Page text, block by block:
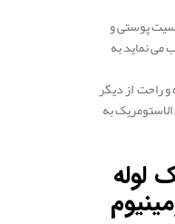
پوستی و
می نماید به
راحت از دیگر
به
لوله